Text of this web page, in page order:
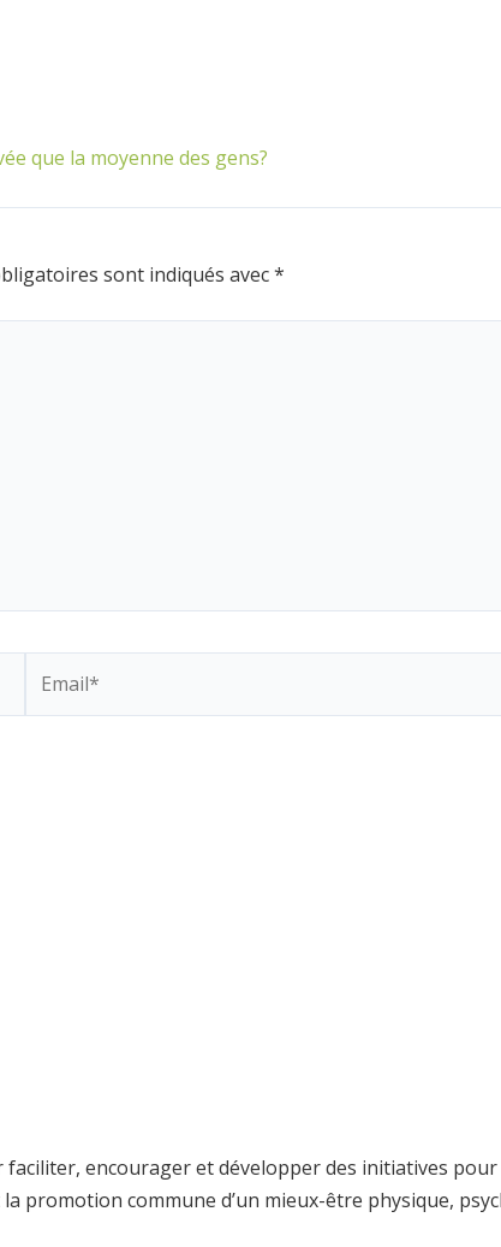
que la moyenne des gens?
sont indiqués avec*
encourager et développer des initiatives
promotion commune d’un mieux-être physique,